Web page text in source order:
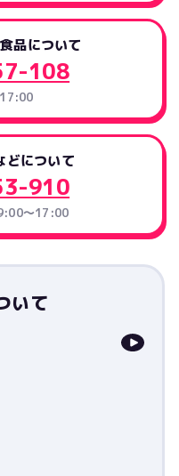
品について
108
どについて
910
〜17:00
いて